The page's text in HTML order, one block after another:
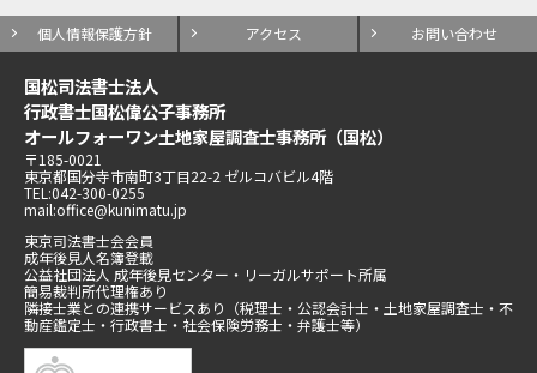
個人情報保護方針 アクセス お問い合わせ
国松司法書士法人
行政書士国松偉公子事務所
オールフォーワン土地家屋調査士事務所（国松）
〒185-0021
東京都国分寺市南町3丁目22-2 ゼルコバビル4階
TEL:042-300-0255
mail:office@kunimatu.jp
東京司法書士会会員
成年後見人名簿登載
公益社団法人 成年後見センター・リーガルサポート所属
簡易裁判所代理権あり
隣接士業との連携サービスあり（税理士・公認会計士・土地家屋調査士・不
動産鑑定士・行政書士・社会保険労務士・弁護士等）